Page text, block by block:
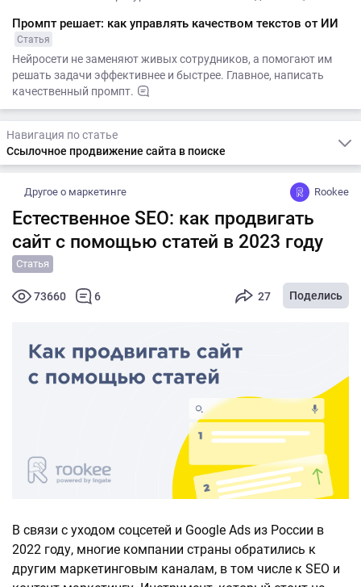
Промпт решает: как управлять качеством текстов от ИИ
Статья
Нейросети не заменяют живых сотрудников, а помогают им
решать задачи эффективнее и быстрее. Главное, написать
качественный промпт.
Навигация по статье
Ссылочное продвижение сайта в поиске
Другое о маркетинге Rookee
Естественное SEO: как продвигать
сайт с помощью статей в 2023 году
Статья
73660 6 27 Поделись
В связи с уходом соцсетей и Google Ads из России в
2022 году, многие компании страны обратились к
другим маркетинговым каналам, в том числе к SEO и